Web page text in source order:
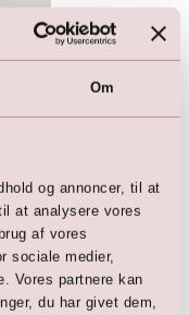
Om
og annoncer, til at
at analysere vores
af vores
sociale medier,
Vores partnere kan
du har givet dem,